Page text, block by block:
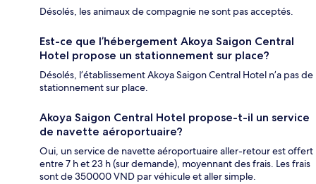
Désolés, les animaux de compagnie ne sont pas acceptés.
Est-ce que l’hébergement Akoya Saigon Central
Hotel propose un stationnement sur place?
Désolés, l’établissement Akoya Saigon Central Hotel n’a pas de
stationnement sur place.
Akoya Saigon Central Hotel propose-t-il un service
de navette aéroportuaire?
Oui, un service de navette aéroportuaire aller-retour est offert
entre 7 h et 23 h (sur demande), moyennant des frais. Les frais
sont de 350000 VND par véhicule et aller simple.